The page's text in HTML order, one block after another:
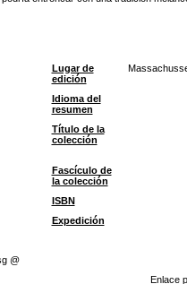
Lugar de
edición
Idioma del
resumen
Título de la
colección
Fascículo de
la colección
ISBN
Expedición
@
Enlace